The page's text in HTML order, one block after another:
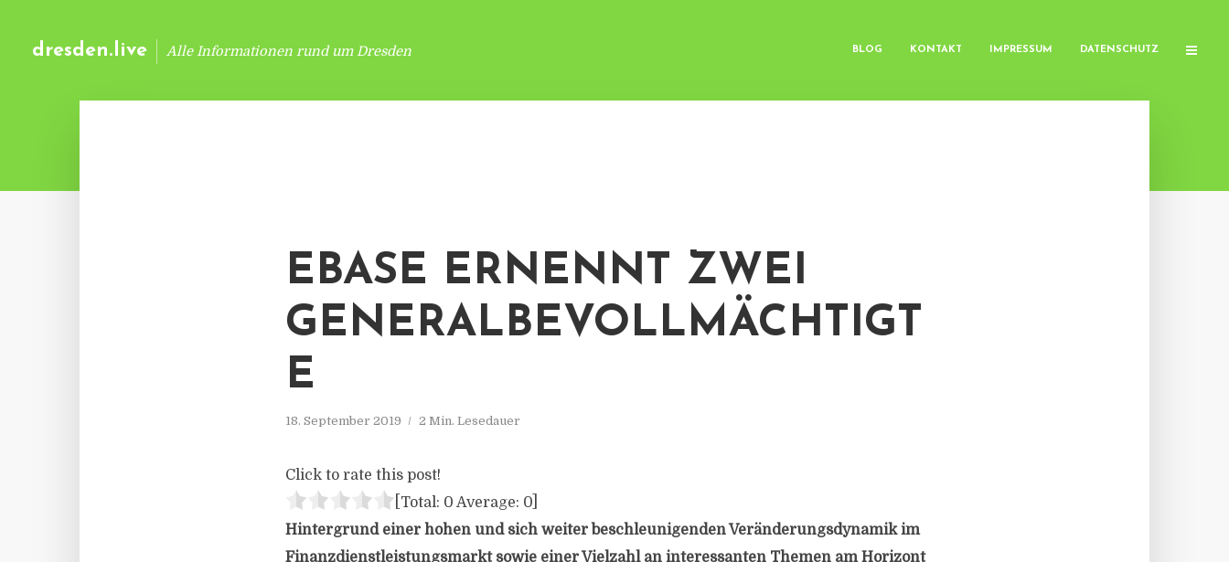
dresden.live Alle Informationen rund um Dresden BLOG KONTAKT IMPRESSUM DATENSCHUTZ
EBASE ERNENNT ZWEI
GENERALBEVOLLMÄCHTIGT
E
18. September 2019 2 Min. Lesedauer
Click to rate this post!
[Total: 0 Average: 0
Hintergrund einer hohen und sich weiter beschleunigenden Veränderungsdynamik im
Finanzdienstleistungsmarkt sowie einer Vielzahl an interessanten Themen am Horizont